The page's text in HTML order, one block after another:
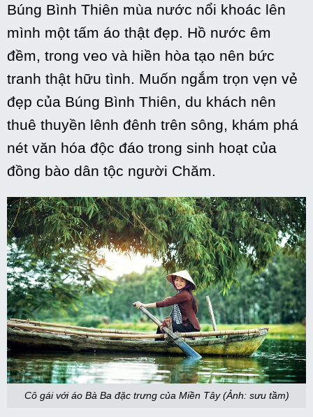
Búng Bình Thiên mùa nước nổi khoác lên
mình một tấm áo thật đẹp. Hồ nước êm
đềm, trong veo và hiền hòa tạo nên bức
tranh thật hữu tình. Muốn ngắm trọn vẹn vẻ
đẹp của Búng Bình Thiên, du khách nên
thuê thuyền lênh đênh trên sông, khám phá
nét văn hóa độc đáo trong sinh hoạt của
đồng bào dân tộc người Chăm.
Cô gái với áo Bà Ba đặc trưng của Miền Tây (Ảnh: sưu tầm)